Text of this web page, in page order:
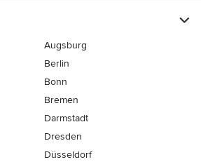
Augsburg
Berlin
Bonn
Bremen
Darmstadt
Dresden
Düsseldorf